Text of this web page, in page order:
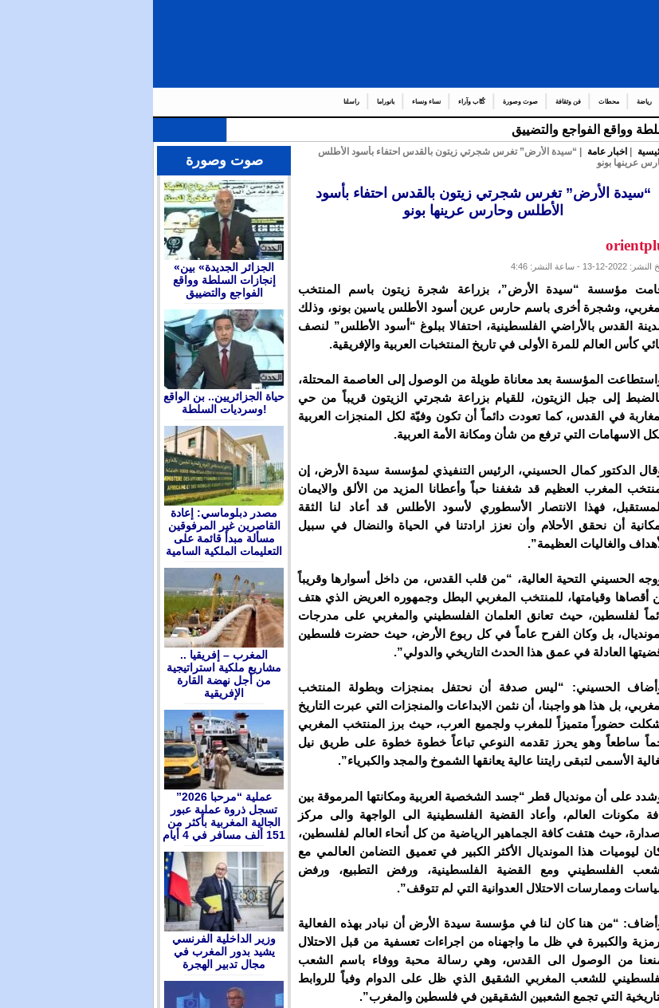
رياضة محطات فن وثقافة صوت وصورة كُتّاب وآراء نساء ونساء بانوراما راسلنا
وواقع الفواجع والتضييق
اخبار عامة
| “سيدة الأرض” تغرس شجرتي زيتون بالقدس احتفاء بأسود الأطلس
عرينها بونو
“سيدة الأرض” تغرس شجرتي زيتون بالقدس احتفاء بأسود
الأطلس وحارس عرينها بونو
12-13 - ساعة النشر: 4:46
مؤسسة “سيدة الأرض”، بزراعة شجرة زيتون باسم المنتخب
وشجرة أخرى باسم حارس عرين أسود الأطلس ياسين بونو، وذلك
القدس بالأراضي الفلسطينية، احتفالا ببلوغ “أسود الأطلس” لنصف
كأس العالم للمرة الأولى في تاريخ المنتخبات العربية والإفريقية.
المؤسسة بعد معاناة طويلة من الوصول إلى العاصمة المحتلة،
إلى جبل الزيتون، للقيام بزراعة شجرتي الزيتون قريباً من حي
في القدس، كما تعودت دائماً أن تكون وفيّة لكل المنجزات العربية
الاسهامات التي ترفع من شأن ومكانة الأمة العربية.
الدكتور كمال الحسيني، الرئيس التنفيذي لمؤسسة سيدة الأرض، إن
المغرب العظيم قد شغفنا حباً وأعطانا المزيد من الألق والايمان
فهذا الانتصار الأسطوري لأسود الأطلس قد أعاد لنا الثقة
أن نحقق الأحلام وأن نعزز ارادتنا في الحياة والنضال في سبيل
والغاليات العظيمة”.
الحسيني التحية العالية، “من قلب القدس، من داخل أسوارها وقريباً
أقصاها وقيامتها، للمنتخب المغربي البطل وجمهوره العريض الذي هتف
لفلسطين، حيث تعانق العلمان الفلسطيني والمغربي على مدرجات
بل وكان الفرح عاماً في كل ربوع الأرض، حيث حضرت فلسطين
العادلة في عمق هذا الحدث التاريخي والدولي”.
الحسيني: “ليس صدفة أن نحتفل بمنجزات وبطولة المنتخب
بل هذا هو واجبنا، أن نثمن الابداعات والمنجزات التي عبرت التاريخ
حضوراً متميزاً للمغرب ولجميع العرب، حيث برز المنتخب المغربي
ساطعاً وهو يحرز تقدمه النوعي تباعاً خطوة خطوة على طريق نيل
الأسمى لتبقى رايتنا عالية يعانقها الشموخ والمجد والكبرياء”.
على أن مونديال قطر “جسد الشخصية العربية ومكانتها المرموقة بين
مكونات العالم، وأعاد القضية الفلسطينية الى الواجهة والى مركز
حيث هتفت كافة الجماهير الرياضية من كل أنحاء العالم لفلسطين،
ليوميات هذا المونديال الأكثر الكبير في تعميق التضامن العالمي مع
الفلسطيني ومع القضية الفلسطينية، ورفض التطبيع، ورفض
وممارسات الاحتلال العدوانية التي لم تتوقف”.
“من هنا كان لنا في مؤسسة سيدة الأرض أن نبادر بهذه الفعالية
والكبيرة في ظل ما واجهناه من اجراءات تعسفية من قبل الاحتلال
من الوصول الى القدس، وهي رسالة محبة ووفاء باسم الشعب
للشعب المغربي الشقيق الذي ظل على الدوام وفياً للروابط
التي تجمع الشعبين الشقيقين في فلسطين والمغرب”.
صوت وصورة
«الجزائر الجديدة» بين
إنجازات السلطة وواقع
الفواجع والتضييق
حياة الجزائريين.. بن الواقع
وسرديات السلطة!
مصدر دبلوماسي: إعادة
القاصرين غير المرفوقين
مسألة مبدأ قائمة على
التعليمات الملكية السامية
المغرب – إفريقيا ..
مشاريع ملكية استراتيجية
من أجل نهضة القارة
الإفريقية
عملية “مرحبا 2026”
تسجل ذروة عملية عبور
الجالية المغربية بأكثر من
151 ألف مسافر في 4 أيام
وزير الداخلية الفرنسي
يشيد بدور المغرب في
مجال تدبير الهجرة